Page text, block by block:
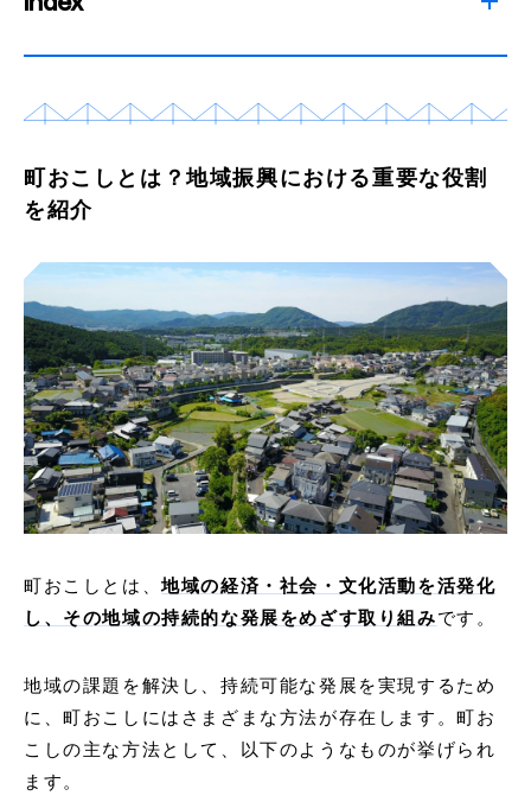
町おこしとは？地域振興における重要な役割
を紹介
町おこしとは、地域の経済・社会・文化活動を活発化
し、その地域の持続的な発展をめざす取り組みです。
地域の課題を解決し、持続可能な発展を実現するため
に、町おこしにはさまざまな方法が存在します。町お
こしの主な方法として、以下のようなものが挙げられ
ます。